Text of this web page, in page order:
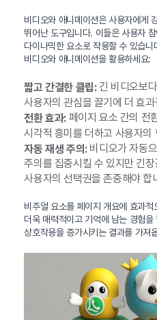
비디오와 애니메이션은 사용자에게
뛰어난 도구입니다. 이들은 사용자
다이나믹한 요소로 작용할 수 있습
비디오와 애니메이션을 활용하세요:
짧고 간결한 클립:긴 비디오보
사용자의 관심을 끌기에 더 효
전환 효과:페이지 요소 간의 전
시각적 흥미를 더하고 사용자의
자동 재생 주의:비디오가 자동
주의를 집중시킬 수 있지만 긴
사용자의 선택권을 존중해야 합
비주얼 요소를 페이지 개요에 효과
더욱 매력적이고 기억에 남는 경험
상호작용을 증가시키는 결과를 가져